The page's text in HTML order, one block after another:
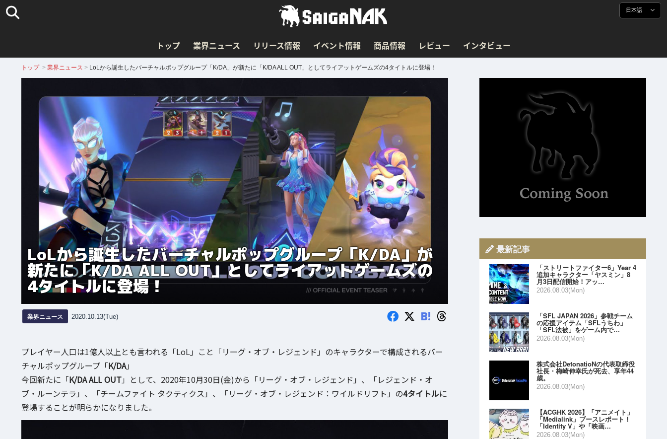
日本語
トップ 業界ニュース リリース情報 イベント情報 商品情報 レビュー インタビュー
トップ > 業界ニュース > LoLから誕生したバーチャルポップグループ「K/DA」が新たに「K/DA ALL OUT」としてライアットゲームズの4タイトルに登場！
LoLから誕生したバーチャルポップグループ「K/DA」が
新たに「K/DA ALL OUT」としてライアットゲームズの
4タイトルに登場！
業界ニュース 2020.10.13(Tue) B!
プレイヤー人口は1億人以上とも言われる「LoL」こと「リーグ・オブ・レジェンド」のキャラクターで構成されるバー
チャルポップグループ「K/DA」
今回新たに「K/DA ALL OUT」として、2020年10月30日(金)から「リーグ・オブ・レジェンド」、「レジェンド・オ
ブ・ルーンテラ」、「チームファイト タクティクス」、「リーグ・オブ・レジェンド：ワイルドリフト」の4タイトルに
登場することが明らかになりました。
最新記事
「ストリートファイター6」Year 4
追加キャラクター「ヤスミン」8
月3日配信開始！アッ…
2026.08.03(Mon)
「SFL JAPAN 2026」参戦チーム
の応援アイテム「SFLうちわ」
「SFL法被」をゲーム内で…
2026.08.03(Mon)
株式会社DetonatioNの代表取締役
社長・梅崎伸幸氏が死去、享年44
歳。
2026.08.03(Mon)
【ACGHK 2026】「アニメイト」
「Medialink」ブースレポート！
「Identity V」や「映画…
2026.08.03(Mon)